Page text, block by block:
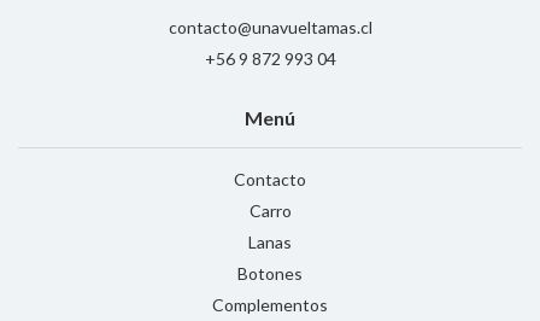
contacto@unavueltamas.cl
+56 9 872 993 04
Menú
Contacto
Carro
Lanas
Botones
Complementos